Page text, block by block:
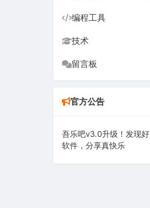
网络软件
音频视频
系统下载
手机软件
车机软件
编程工具
技术
留言板
官方公告
吾乐吧v3.0升级！发现好
软件，分享真快乐